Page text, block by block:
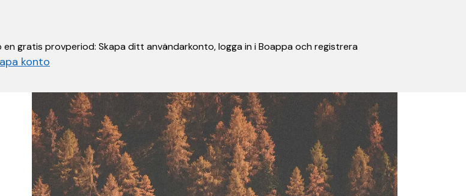
gratis provperiod: Skapa ditt användarkonto, logga in i Boappa och registrera
konto